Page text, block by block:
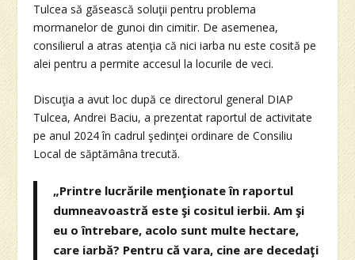
Tulcea să găsească soluţii pentru problema
mormanelor de gunoi din cimitir. De asemenea,
consilierul a atras atenţia că nici iarba nu este cosită pe
alei pentru a permite accesul la locurile de veci.
Discuţia a avut loc după ce directorul general DIAP
Tulcea, Andrei Baciu, a prezentat raportul de activitate
pe anul 2024 în cadrul şedinţei ordinare de Consiliu
Local de săptămâna trecută.
„Printre lucrările menţionate în raportul
dumneavoastră este şi cositul ierbii. Am şi
eu o întrebare, acolo sunt multe hectare,
care iarbă? Pentru că vara, cine are decedaţi